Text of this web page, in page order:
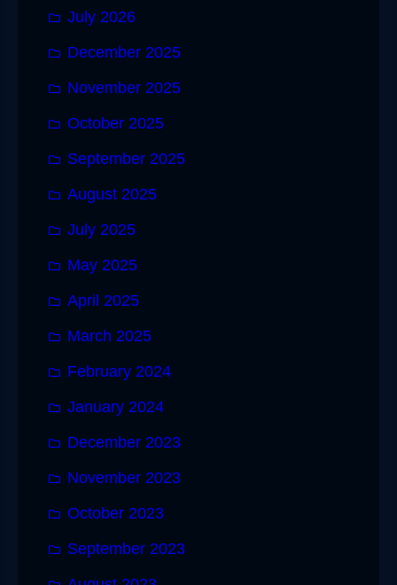
July 2026
December 2025
November 2025
October 2025
September 2025
August 2025
July 2025
May 2025
April 2025
March 2025
February 2024
January 2024
December 2023
November 2023
October 2023
September 2023